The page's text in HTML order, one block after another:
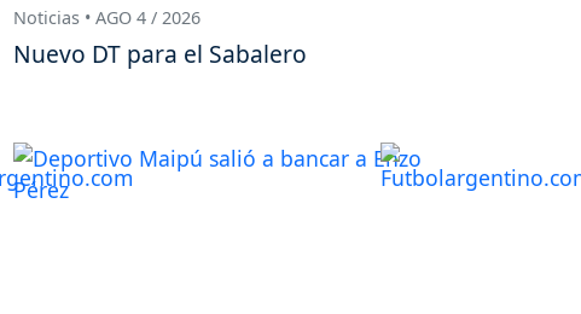
Noticias • AGO 4 / 2026
Nuevo DT para el Sabalero